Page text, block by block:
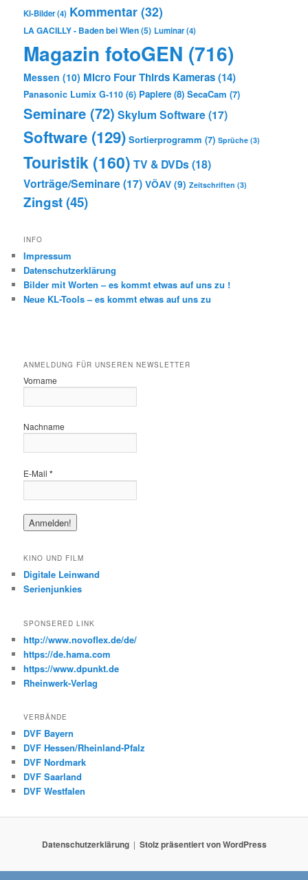
KI-Bilder(4) Kommentar (32)
LA GACILLY - Baden bei Wien(5) Luminar(4)
Magazin fotoGEN (716)
Messen (10) Micro Four Thirds Kameras(14)
Panasonic Lumix G-110 (6) Papiere (8) SecaCam (7)
Seminare (72) Skylum Software(17)
Software (129) Sortierprogramm (7) Sprüche (3)
Touristik (160) TV & DVDs(18)
Vorträge/Seminare(17) VÖAV (9) Zeitschriften (3)
Zingst(45)
INFO
Impressum
Datenschutzerklärung
Bilder mit Worten – es kommt etwas auf uns zu !
Neue KL-Tools – es kommt etwas auf uns zu
ANMELDUNG FÜR UNSEREN NEWSLETTER
Vorname
Nachname
E-Mail*
KINO UND FILM
Digitale Leinwand
Serienjunkies
SPONSERED LINK
http://www.novoflex.de/de/
https://de.hama.com
https://www.dpunkt.de
Rheinwerk-Verlag
VERBÄNDE
DVF Bayern
DVF Hessen/Rheinland-Pfalz
DVF Nordmark
DVF Saarland
DVF Westfalen
Datenschutzerklärung Stolz präsentiert von WordPress